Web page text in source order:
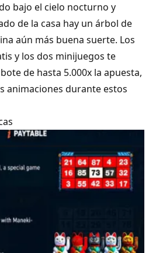
bajo el cielo nocturno y
de la casa hay un árbol de
aún más buena suerte. Los
y los dos minijuegos te
de hasta 5.000x la apuesta,
animaciones durante estos